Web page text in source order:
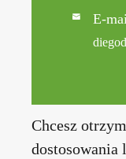
 E-
Chcesz
dostosowania